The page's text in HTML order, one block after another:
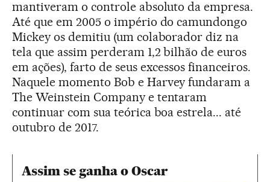
mantiveram o controle absoluto da empresa.
Até que em 2005 o império do camundongo
Mickey os demitiu (um colaborador diz na
tela que assim perderam 1,2 bilhão de euros
em ações), farto de seus excessos financeiros.
Naquele momento Bob e Harvey fundaram a
The Weinstein Company e tentaram
continuar com sua teórica boa estrela... até
outubro de 2017.
Assim se ganha o Oscar